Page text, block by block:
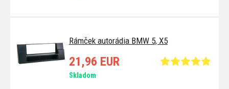
Rámček autorádia BMW 5, X5
21,96 EUR
Skladom